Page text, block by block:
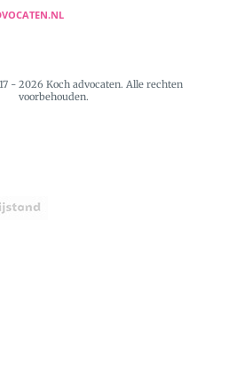
- 2026 Koch advocaten. Alle rechten
voorbehouden.